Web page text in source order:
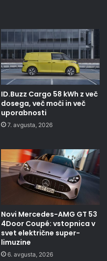
ID.Buzz Cargo 58 kWh z več
dosega, več moči in več
uporabnosti
7. avgusta, 2026
Novi Mercedes-AMG GT 53
4Door Coupé: vstopnica v
svet električne super-
limuzine
6. avgusta, 2026